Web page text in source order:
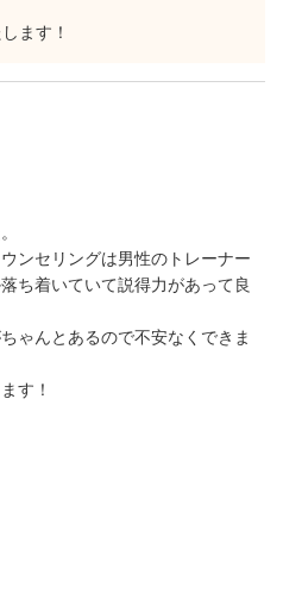
ます！
ンセリングは男性のトレーナー
ち着いていて説得力があって良
ゃんとあるので不安なくできま
す！